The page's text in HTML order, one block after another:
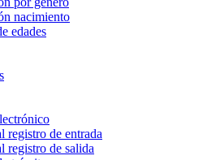
nacimiento
edades
registro de entrada
registro de salida